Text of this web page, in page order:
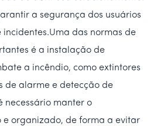
a segurança dos usuários
das normas de
é a instalação de
a incêndio, como extintores
de alarme e detecção de
necessário manter o
e organizado, de forma a evitar